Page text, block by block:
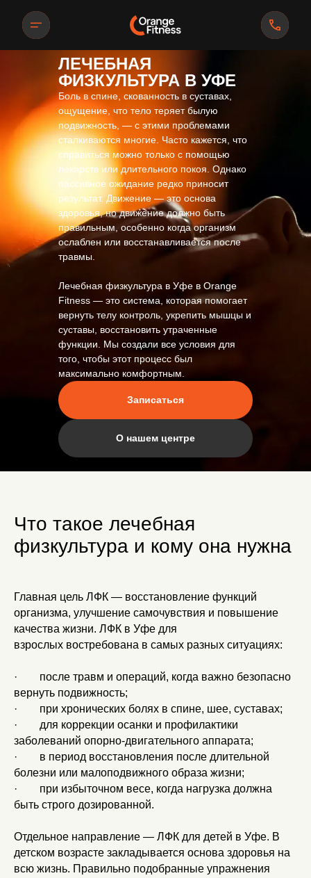
ЛЕЧЕБНАЯ
ФИЗКУЛЬТУРА В УФЕ
Боль в спине, скованность в суставах,
ощущение, что тело теряет былую
подвижность, — с этими проблемами
сталкиваются многие. Часто кажется, что
справиться можно только с помощью
лекарств или длительного покоя. Однако
пассивное ожидание редко приносит
результат. Движение — это основа
здоровья, но движение должно быть
правильным, особенно когда организм
ослаблен или восстанавливается после
травмы.
Лечебная физкультура в Уфе в Orange
Fitness — это система, которая помогает
вернуть телу контроль, укрепить мышцы и
суставы, восстановить утраченные
функции. Мы создали все условия для
того, чтобы этот процесс был
максимально комфортным.
Записаться
О нашем центре
Что такое лечебная
физкультура и кому она нужна
Главная цель ЛФК — восстановление функций
организма, улучшение самочувствия и повышение
качества жизни. ЛФК в Уфе для
взрослых востребована в самых разных ситуациях:
· после травм и операций, когда важно безопасно
вернуть подвижность;
· при хронических болях в спине, шее, суставах;
· для коррекции осанки и профилактики
заболеваний опорно-двигательного аппарата;
· в период восстановления после длительной
болезни или малоподвижного образа жизни;
· при избыточном весе, когда нагрузка должна
быть строго дозированной.
Отдельное направление — ЛФК для детей в Уфе. В
детском возрасте закладывается основа здоровья на
всю жизнь. Правильно подобранные упражнения